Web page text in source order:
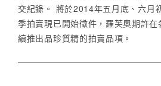
交紀錄。 將於2014年五月底、六月
季拍賣現已開始徵件，羅芙奧期許
續推出品珍質精的拍賣品項。